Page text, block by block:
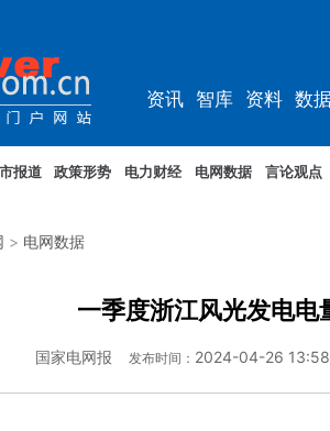
资讯 智库 资料 数
报道 政策形势 电力财经 电网数据 言论观点
> 电网数据
一季度浙江风光发电电
国家电网报 发布时间： 2024-04-26